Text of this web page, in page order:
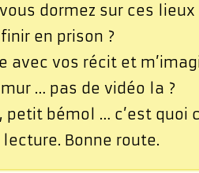
dormez sur ces
en prison ?
avec vos récit et
… pas de vidéo la ?
petit bémol … c’est quoi
Bonne route.